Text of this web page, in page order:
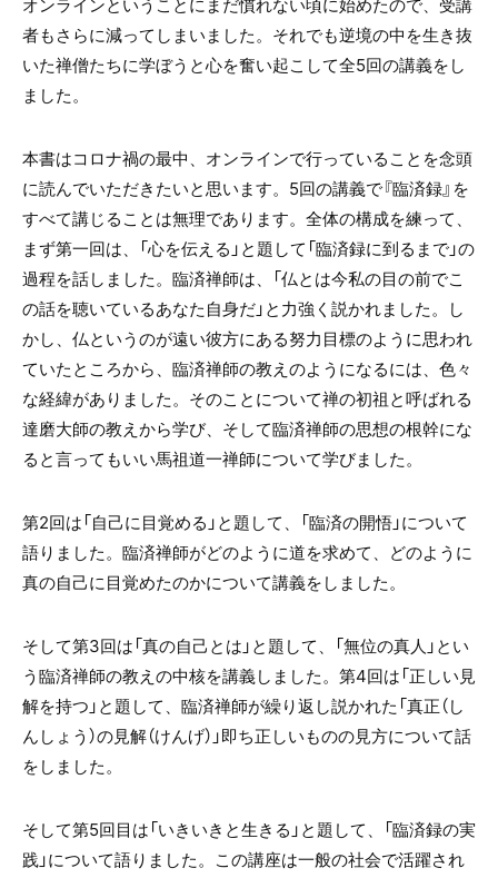
者もさらに減ってしまいました。それでも逆境の中を生き抜
いた禅僧たちに学ぼうと心を奮い起こして全5回の講義をし
ました。
本書はコロナ禍の最中、オンラインで行っていることを念頭
に読んでいただきたいと思います。5回の講義で『臨済録』を
すべて講じることは無理であります。全体の構成を練って、
まず第一回は、「心を伝える」と題して「臨済録に到るまで」の
過程を話しました。臨済禅師は、「仏とは今私の目の前でこ
の話を聴いているあなた自身だ」と力強く説かれました。し
かし、仏というのが遠い彼方にある努力目標のように思われ
ていたところから、臨済禅師の教えのようになるには、色々
な経緯がありました。そのことについて禅の初祖と呼ばれる
達磨大師の教えから学び、そして臨済禅師の思想の根幹にな
ると言ってもいい馬祖道一禅師について学びました。
第2回は「自己に目覚める」と題して、「臨済の開悟」について
語りました。臨済禅師がどのように道を求めて、どのように
真の自己に目覚めたのかについて講義をしました。
そして第3回は「真の自己とは」と題して、「無位の真人」とい
う臨済禅師の教えの中核を講義しました。第4回は「正しい見
解を持つ」と題して、臨済禅師が繰り返し説かれた「真正（し
んしょう）の見解（けんげ）」即ち正しいものの見方について話
をしました。
そして第5回目は「いきいきと生きる」と題して、「臨済録の実
践」について語りました。この講座は一般の社会で活躍され